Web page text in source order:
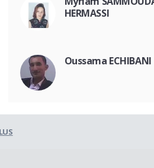
HERMASSI
Oussama ECHIBANI